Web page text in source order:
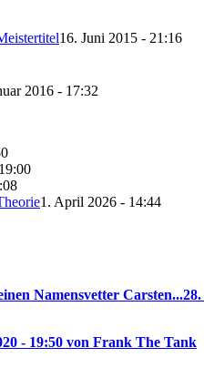
16. Juni 2015 - 21:16
2016 - 17:32
1. April 2026 - 14:44
Namensvetter Carsten...
- 19:50 von Frank The Tank